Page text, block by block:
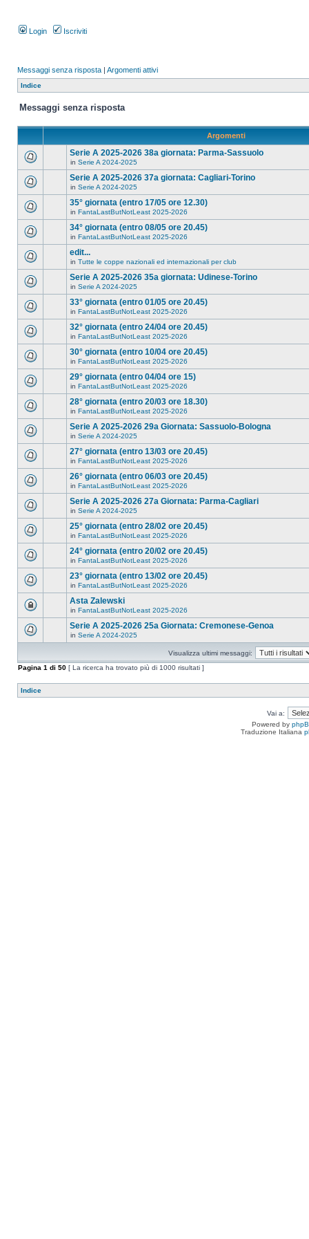
Login Iscriviti
Messaggi senza risposta | Argomenti attivi
Indice
Messaggi senza risposta
Argomenti
Serie A 2025-2026 38a giornata: Parma-Sassuolo
in Serie A 2024-2025
Serie A 2025-2026 37a giornata: Cagliari-Torino
in Serie A 2024-2025
35° giornata (entro 17/05 ore 12.30)
in FantaLastButNotLeast 2025-2026
34° giornata (entro 08/05 ore 20.45)
in FantaLastButNotLeast 2025-2026
edit...
in Tutte le coppe nazionali ed internazionali per club
Serie A 2025-2026 35a giornata: Udinese-Torino
in Serie A 2024-2025
33° giornata (entro 01/05 ore 20.45)
in FantaLastButNotLeast 2025-2026
32° giornata (entro 24/04 ore 20.45)
in FantaLastButNotLeast 2025-2026
30° giornata (entro 10/04 ore 20.45)
in FantaLastButNotLeast 2025-2026
29° giornata (entro 04/04 ore 15)
in FantaLastButNotLeast 2025-2026
28° giornata (entro 20/03 ore 18.30)
in FantaLastButNotLeast 2025-2026
Serie A 2025-2026 29a Giornata: Sassuolo-Bologna
in Serie A 2024-2025
27° giornata (entro 13/03 ore 20.45)
in FantaLastButNotLeast 2025-2026
26° giornata (entro 06/03 ore 20.45)
in FantaLastButNotLeast 2025-2026
Serie A 2025-2026 27a Giornata: Parma-Cagliari
in Serie A 2024-2025
25° giornata (entro 28/02 ore 20.45)
in FantaLastButNotLeast 2025-2026
24° giornata (entro 20/02 ore 20.45)
in FantaLastButNotLeast 2025-2026
23° giornata (entro 13/02 ore 20.45)
in FantaLastButNotLeast 2025-2026
Asta Zalewski
in FantaLastButNotLeast 2025-2026
Serie A 2025-2026 25a Giornata: Cremonese-Genoa
in Serie A 2024-2025
Visualizza ultimi messaggi:
Pagina 1 di 50 [ La ricerca ha trovato più di 1000 risultati ]
Indice
Vai a:
Powered by
Traduzione Italiana